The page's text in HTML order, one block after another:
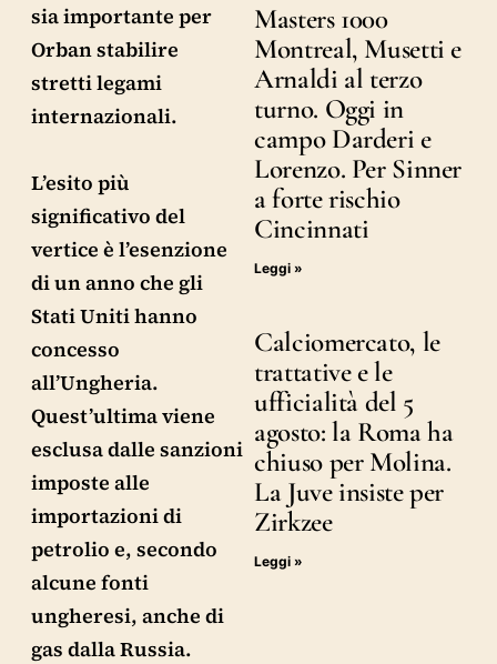
sia importante per
Orban stabilire
stretti legami
internazionali.
L’esito più
significativo del
vertice è l’esenzione
di un anno che gli
Stati Uniti hanno
concesso
all’Ungheria.
Quest’ultima viene
esclusa dalle sanzioni
imposte alle
importazioni di
petrolio e, secondo
alcune fonti
ungheresi, anche di
gas dalla Russia.
Masters 1000
Montreal, Musetti e
Arnaldi al terzo
turno. Oggi in
campo Darderi e
Lorenzo. Per Sinner
a forte rischio
Cincinnati
Leggi »
Calciomercato, le
trattative e le
ufficialità del 5
agosto: la Roma ha
chiuso per Molina.
La Juve insiste per
Zirkzee
Leggi »